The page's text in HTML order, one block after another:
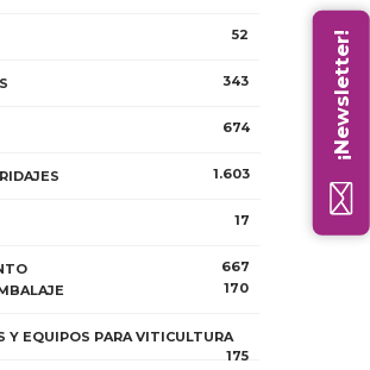
52
343
674
1.603
17
667
170
Y EQUIPOS PARA VITICULTURA
175
¡Newsletter!